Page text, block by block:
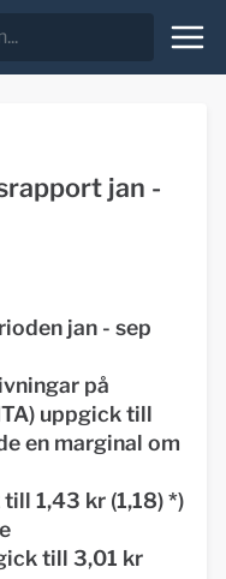
jan -
jan - sep
på
uppgick till
en marginal om
1,43 kr (1,18) *)
till 3,01 kr